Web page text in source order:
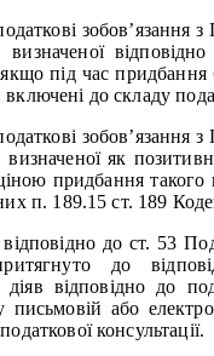
зобов’язання
визначеної
якщо під час
до складу
зобов’язання
визначеної як
придбання
п. 189.15 ст. 189
до ст. 53
до
відповідно до
письмовій або
консультації.